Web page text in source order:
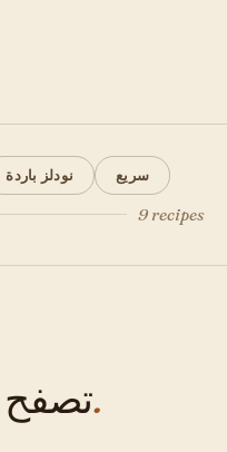
نودلز باردة سريع
9 recipes
الموضوع.